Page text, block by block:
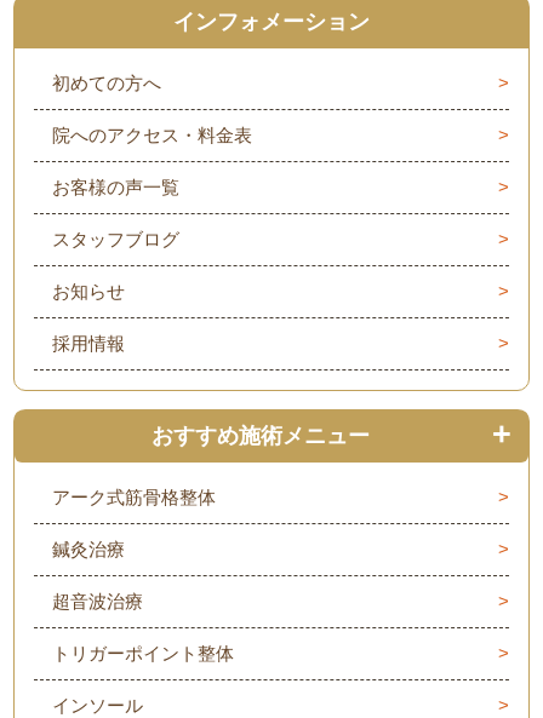
インフォメーション
初めての方へ
院へのアクセス・料金表
お客様の声一覧
スタッフブログ
お知らせ
採用情報
おすすめ施術メニュー
アーク式筋骨格整体
鍼灸治療
超音波治療
トリガーポイント整体
インソール